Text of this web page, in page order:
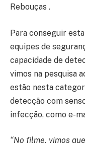
Rebouças .
Para conseguir
equipes de
capacidade de
vimos na pesquisa
estão nesta
detecção com
infecção, como e-
“No filme, vimos